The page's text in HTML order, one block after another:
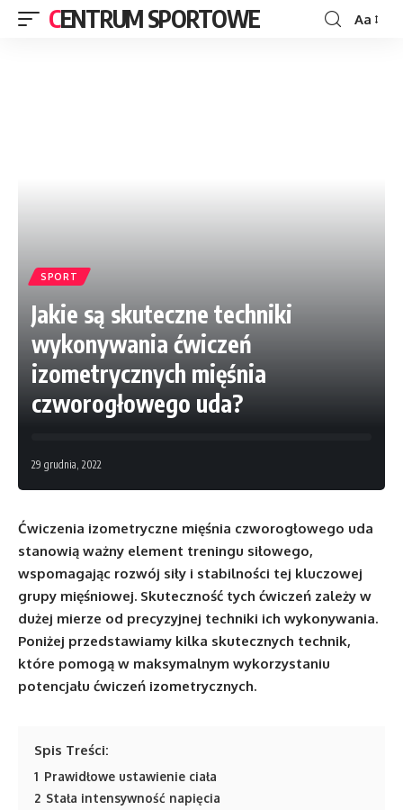
CENTRUM SPORTOWE Aa
SPORT
Jakie są skuteczne techniki
wykonywania ćwiczeń
izometrycznych mięśnia
czworogłowego uda?
29 grudnia, 2022
Ćwiczenia izometryczne mięśnia czworogłowego uda
stanowią ważny element treningu siłowego,
wspomagając rozwój siły i stabilności tej kluczowej
grupy mięśniowej. Skuteczność tych ćwiczeń zależy w
dużej mierze od precyzyjnej techniki ich wykonywania.
Poniżej przedstawiamy kilka skutecznych technik,
które pomogą w maksymalnym wykorzystaniu
potencjału ćwiczeń izometrycznych.
Spis Treści:
1 Prawidłowe ustawienie ciała
2 Stała intensywność napięcia